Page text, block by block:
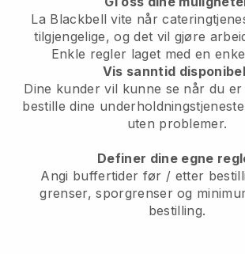
La Blackbell vite når
tilgjengelige, og det vil gjøre
Enkle regler laget med en
Vis sanntid
Dine kunder vil kunne se når du er
bestille dine
uten problemer.
Definer dine egne
Angi buffertider før / etter
grenser, sporgrenser og
bestilling.